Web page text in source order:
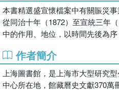
本書精選盛宣懷檔案中有關賑災
從同治十年（1872）至宣統三年
中的作用、地位，以時間先後為序
作者簡介
上海圖書館，是上海市大型研究
中心所在地，館藏曆史文獻370萬